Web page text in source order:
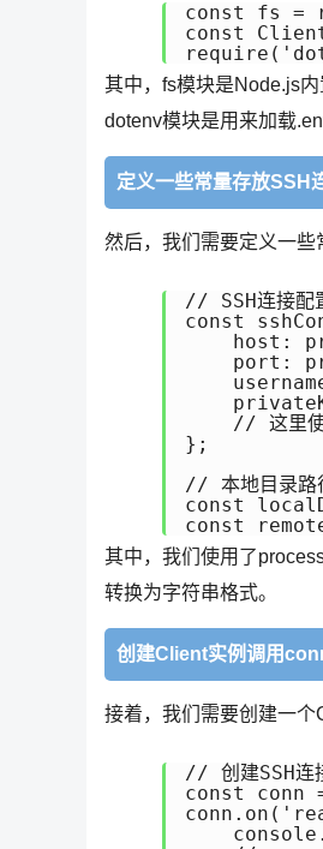
const fs =
const
其中，fs模块是Node.js
dotenv模块是用来加载
定义一些常量存放SSH
然后，我们需要定义一些
// SSH连接配
const
host:
port:
// 这里使
};
// 本地目录路
const
const
其中，我们使用了
转换为字符串格式。
创建Client实例调用
接着，我们需要创建一个
// 创建SSH连
const conn